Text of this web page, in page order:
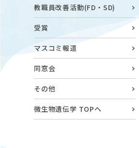
教職員専用（学内）
農学がつなぐミライ
教職員改善活動(FD・SD)
受賞
マスコミ報道
同窓会
その他
微生物遺伝学 TOPへ